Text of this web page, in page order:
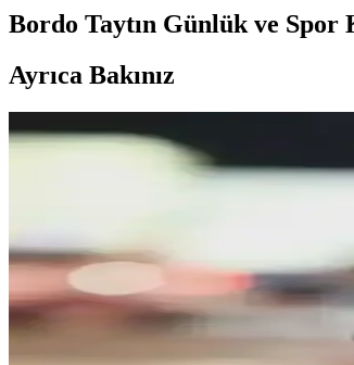
Bordo Taytın Günlük ve Spor
Ayrıca Bakınız
30'lu Yaşlardaki Anneler İçin Moda ve
30'lu yaşlardaki anneler için el çantası seçimi,
Dooney & Bourke Janine Çantası:
Dooney & Bourke Janine çantası, dayanıklı deri
Çocukça Bulunan Çanta Tasarımları
Çanta tasarımlarında renkli ve neşeli modellerin